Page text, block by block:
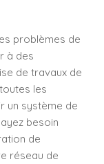
problèmes de
à des
de travaux de
les
un système de
besoin
de
réseau de